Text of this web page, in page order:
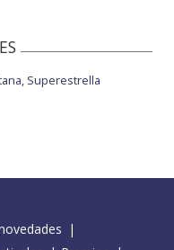
Superestrella